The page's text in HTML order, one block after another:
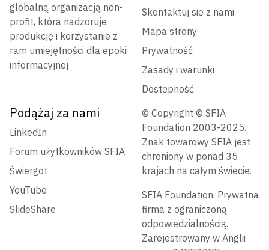
globalną organizacją non-
profit, która nadzoruje
produkcję i korzystanie z
ram umiejętności dla epoki
informacyjnej
Skontaktuj się z nami
Mapa strony
Prywatność
Zasady i warunki
Dostępność
Podążaj za nami
LinkedIn
Forum użytkowników SFIA
Świergot
YouTube
SlideShare
© Copyright © SFIA
Foundation 2003-2025.
Znak towarowy SFIA jest
chroniony w ponad 35
krajach na całym świecie.
SFIA Foundation. Prywatna
firma z ograniczoną
odpowiedzialnością.
Zarejestrowany w Anglii